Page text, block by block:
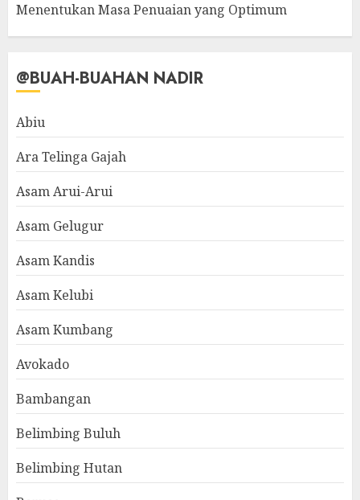
Menentukan Masa Penuaian yang Optimum
@BUAH-BUAHAN NADIR
Abiu
Ara Telinga Gajah
Asam Arui-Arui
Asam Gelugur
Asam Kandis
Asam Kelubi
Asam Kumbang
Avokado
Bambangan
Belimbing Buluh
Belimbing Hutan